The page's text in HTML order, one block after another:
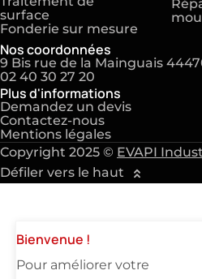
Bienvenue !
Pour améliorer votre
surface
Fonderie sur mesure
Nos coordonnées
9 Bis rue de la Mainguais
02 40 30 27 20
Plus d'informations
Demandez un devis
Contactez-nous
Mentions légales
Copyright 2025 © EVAPI
Défiler vers le haut